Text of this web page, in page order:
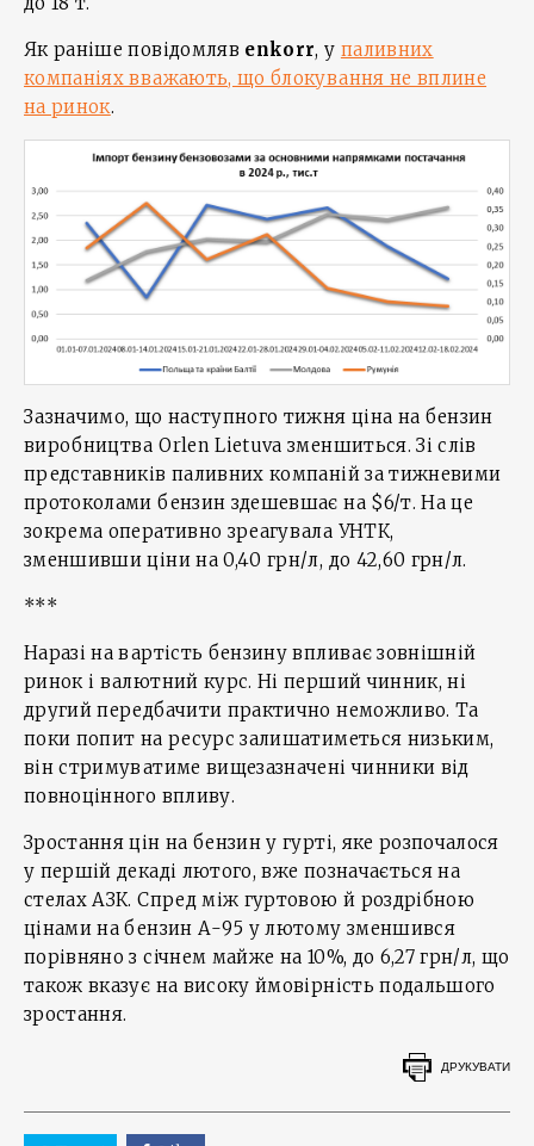
Як раніше повідомляв enkorr, у паливних
компаніях вважають, що блокування не вплине
на ринок.
Зазначимо, що наступного тижня ціна на бензин
виробництва Orlen Lietuva зменшиться. Зі слів
представників паливних компаній за тижневими
протоколами бензин здешевшає на $6/т. На це
зокрема оперативно зреагувала УНТК,
зменшивши ціни на 0,40 грн/л, до 42,60 грн/л.
***
Наразі на вартість бензину впливає зовнішній
ринок і валютний курс. Ні перший чинник, ні
другий передбачити практично неможливо. Та
поки попит на ресурс залишатиметься низьким,
він стримуватиме вищезазначені чинники від
повноцінного впливу.
Зростання цін на бензин у гурті, яке розпочалося
у першій декаді лютого, вже позначається на
стелах АЗК. Спред між гуртовою й роздрібною
цінами на бензин А-95 у лютому зменшився
порівняно з січнем майже на 10%, до 6,27 грн/л, що
також вказує на високу ймовірність подальшого
зростання.
ДРУКУВАТИ